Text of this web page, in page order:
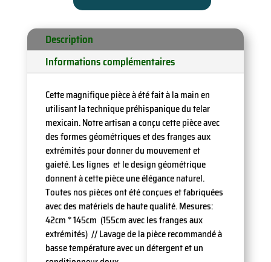
de
table
bleu,
géométriques
Description
Informations complémentaires
Cette magnifique pièce à été fait à la main en
utilisant la technique préhispanique du telar
mexicain. Notre artisan a conçu cette pièce avec
des formes géométriques et des franges aux
extrémités pour donner du mouvement et
gaieté. Les lignes et le design géométrique
donnent à cette pièce une élégance naturel.
Toutes nos pièces ont été conçues et fabriquées
avec des matériels de haute qualité. Mesures:
42cm * 145cm (155cm avec les franges aux
extrémités) // Lavage de la pièce recommandé à
basse température avec un détergent et un